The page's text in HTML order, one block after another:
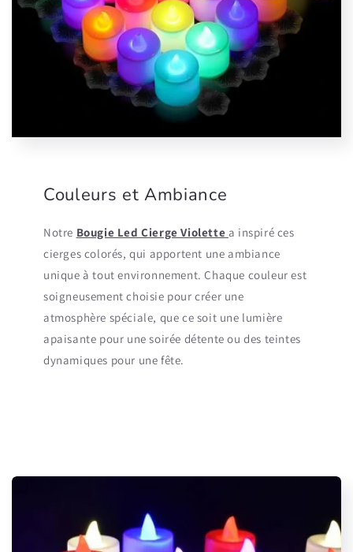
Couleurs et Ambiance
Notre Bougie Led Cierge Violette a inspiré ces
cierges colorés, qui apportent une ambiance
unique à tout environnement. Chaque couleur est
soigneusement choisie pour créer une
atmosphère spéciale, que ce soit une lumière
apaisante pour une soirée détente ou des teintes
dynamiques pour une fête.